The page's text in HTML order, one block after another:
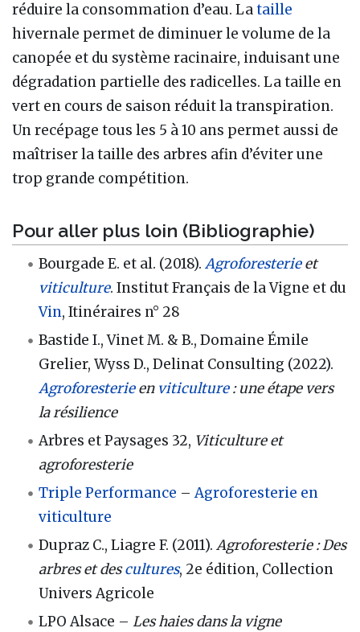
réduire la consommation d’eau. Lataille
hivernale permet de diminuer le volume de la
canopée et du système racinaire, induisant une
dégradation partielle des radicelles. La taille en
vert en cours de saison réduit la transpiration.
Un recépage tous les 5 à 10 ans permet aussi de
maîtriser la taille des arbres afin d’éviter une
trop grande compétition.
Pour aller plus loin (Bibliographie)
Bourgade E. et al. (2018).Agroforesterieet
viticulture. Institut Français de la Vigne et du
Vin, Itinéraires n° 28
Bastide I., Vinet M. & B., Domaine Émile
Grelier, Wyss D., Delinat Consulting (2022).
Agroforesterieen viticulture: une étape vers
la résilience
Arbres et Paysages 32, Viticulture et
agroforesterie
Triple Performance –Agroforesterie en
viticulture
Dupraz C., Liagre F. (2011).Agroforesterie : Des
arbres et descultures, 2e édition, Collection
Univers Agricole
LPO Alsace –Les haies dans la vigne